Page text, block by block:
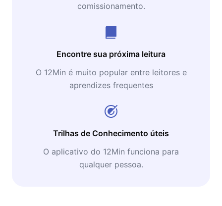
comissionamento.
Encontre sua próxima leitura
O 12Min é muito popular entre leitores e
aprendizes frequentes
Trilhas de Conhecimento úteis
O aplicativo do 12Min funciona para
qualquer pessoa.